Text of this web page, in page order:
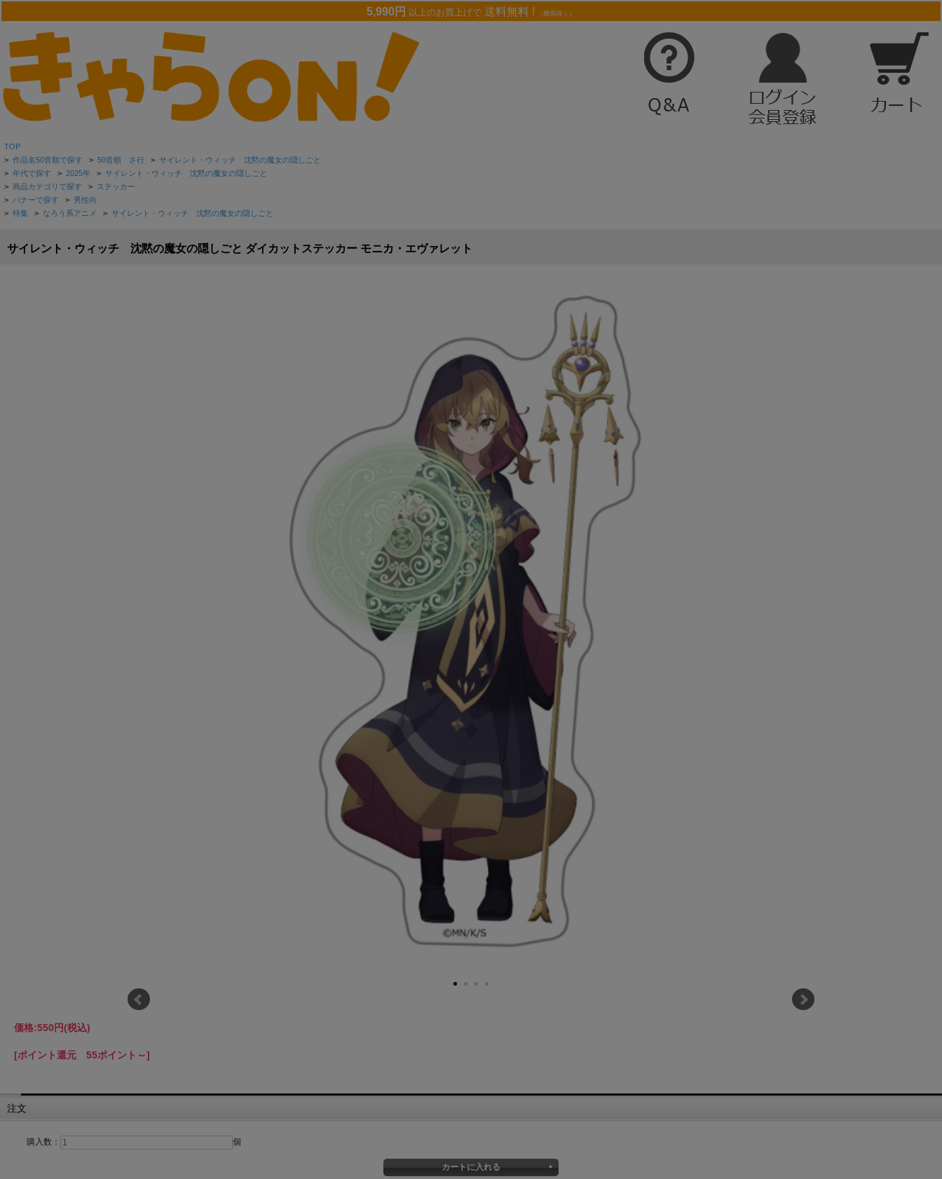
5,990円 以上のお買上げで 送料無料 ! （離島除く）
TOP
> 作品名50音順で探す > 50音順 さ行 > サイレント・ウィッチ 沈黙の魔女の隠しごと
> 年代で探す > 2025年 > サイレント・ウィッチ 沈黙の魔女の隠しごと
> 商品カテゴリで探す > ステッカー
> バナーで探す > 男性向
> 特集 > なろう系アニメ > サイレント・ウィッチ 沈黙の魔女の隠しごと
サイレント・ウィッチ 沈黙の魔女の隠しごと ダイカットステッカー モニカ・エヴァレット
価格:550円(税込)
[ポイント還元 55ポイント～]
注文
購入数： 個